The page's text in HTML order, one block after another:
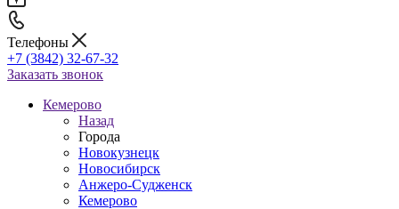
Телефоны
+7 (3842) 32-67-32
Заказать звонок
Кемерово
Назад
Города
Новокузнецк
Новосибирск
Анжеро-Судженск
Кемерово